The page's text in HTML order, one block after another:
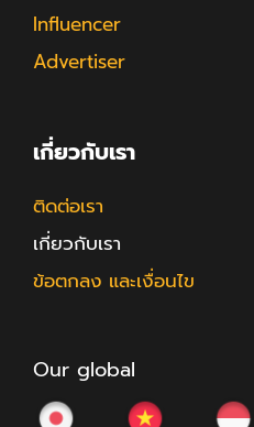
Influencer
Advertiser
เกี่ยวกับเรา
ติดต่อเรา
เกี่ยวกับเรา
ข้อตกลง และเงื่อนไข
Our global